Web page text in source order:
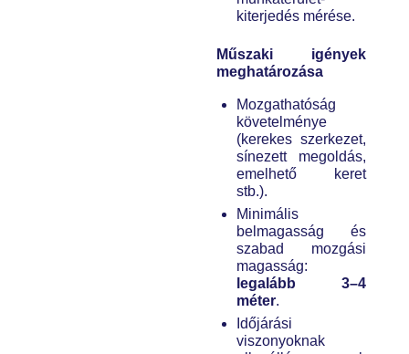
kiterjedés mérése.
Műszaki igények
meghatározása
Mozgathatóság
követelménye
(kerekes szerkezet,
sínezett megoldás,
emelhető keret
stb.).
Minimális
belmagasság és
szabad mozgási
magasság:
legalább 3–4
méter.
Időjárási
viszonyoknak